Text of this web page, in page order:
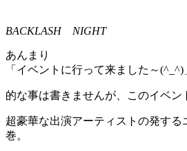
BACKLASH NIGHT
あんまり
「イベントに行って来ました～(^_^)
的な事は書きませんが、このイベン
超豪華な出演アーティストの発す
巻。